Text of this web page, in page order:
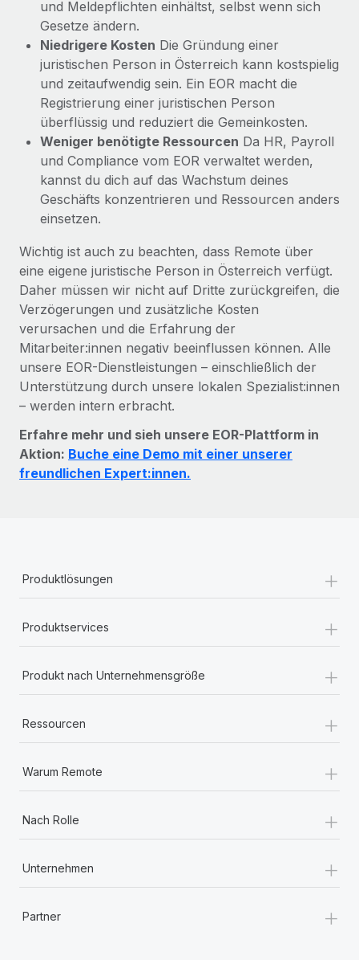
und Meldepflichten einhältst, selbst wenn sich
Gesetze ändern.
Niedrigere Kosten Die Gründung einer
juristischen Person in Österreich kann kostspielig
und zeitaufwendig sein. Ein EOR macht die
Registrierung einer juristischen Person
überflüssig und reduziert die Gemeinkosten.
Weniger benötigte Ressourcen Da HR, Payroll
und Compliance vom EOR verwaltet werden,
kannst du dich auf das Wachstum deines
Geschäfts konzentrieren und Ressourcen anders
einsetzen.
Wichtig ist auch zu beachten, dass Remote über
eine eigene juristische Person in Österreich verfügt.
Daher müssen wir nicht auf Dritte zurückgreifen, die
Verzögerungen und zusätzliche Kosten
verursachen und die Erfahrung der
Mitarbeiter:innen negativ beeinflussen können. Alle
unsere EOR-Dienstleistungen – einschließlich der
Unterstützung durch unsere lokalen Spezialist:innen
– werden intern erbracht.
Erfahre mehr und sieh unsere EOR-Plattform in
Aktion: Buche eine Demo mit einer unserer
freundlichen Expert:innen.
Produktlösungen +
Produktservices +
Produkt nach Unternehmensgröße +
Ressourcen +
Warum Remote +
Nach Rolle +
Unternehmen +
Partner +